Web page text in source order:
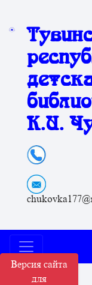
Версия сайта
для
К.И.